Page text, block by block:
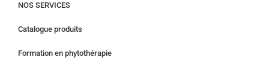
NOS SERVICES
Catalogue produits
Formation en phytothérapie